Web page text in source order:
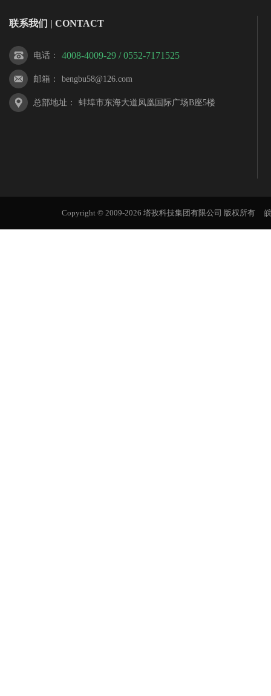
联系我们 | CONTACT
电话 ： 4008-4009-29 / 0552-7171525
邮箱 ： bengbu58@126.com
总部地址 ： 蚌埠市东海大道凤凰国际广场B座5楼
Copyright © 2009-2026 塔孜科技集团有限公司 版权所有